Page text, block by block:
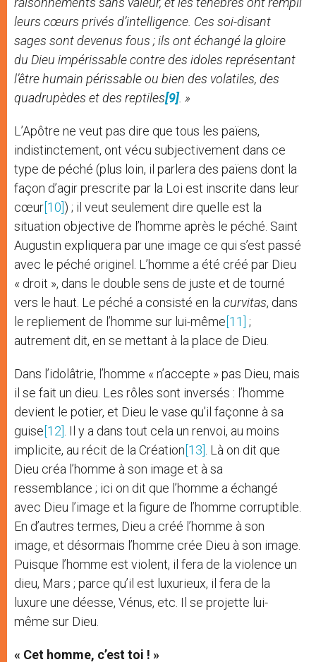
leurs cœurs privés d’intelligence. Ces soi-disant
sages sont devenus fous ; ils ont échangé la gloire
du Dieu impérissable contre des idoles représentant
l’être humain périssable ou bien des volatiles, des
quadrupèdes et des reptiles[9] . »
L’Apôtre ne veut pas dire que tous les païens,
indistinctement, ont vécu subjectivement dans ce
type de péché (plus loin, il parlera des païens dont la
façon d’agir prescrite par la Loi est inscrite dans leur
cœur [10] ) ; il veut seulement dire quelle est la
situation objective de l’homme après le péché. Saint
Augustin expliquera par une image ce qui s’est passé
avec le péché originel. L’homme a été créé par Dieu
« droit », dans le double sens de juste et de tourné
vers le haut. Le péché a consisté en la curvitas, dans
le repliement de l’homme sur lui-même [11] ;
autrement dit, en se mettant à la place de Dieu.
Dans l’idolâtrie, l’homme « n’accepte » pas Dieu, mais
il se fait un dieu. Les rôles sont inversés : l’homme
devient le potier, et Dieu le vase qu’il façonne à sa
guise [12]
. Il y a dans tout cela un renvoi, au moins
implicite, au récit de la Création [13]
. Là on dit que
Dieu créa l’homme à son image et à sa
ressemblance ; ici on dit que l’homme a échangé
avec Dieu l’image et la figure de l’homme corruptible.
En d’autres termes, Dieu a créé l’homme à son
image, et désormais l’homme crée Dieu à son image.
Puisque l’homme est violent, il fera de la violence un
dieu, Mars ; parce qu’il est luxurieux, il fera de la
luxure une déesse, Vénus, etc. Il se projette lui-
même sur Dieu.
« Cet homme, c’est toi ! »